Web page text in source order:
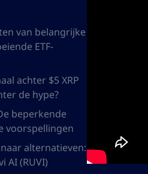
van belangrijke
ETF-
achter $5 XRP
de hype?
beperkende
voorspellingen
alternatieven:
AI (RUVI)